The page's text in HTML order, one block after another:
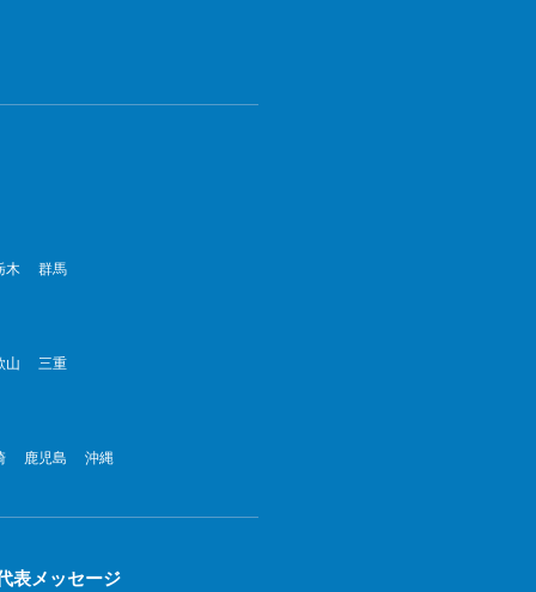
年10月
木 群馬
山 三重
鹿児島 沖縄
表メッセージ